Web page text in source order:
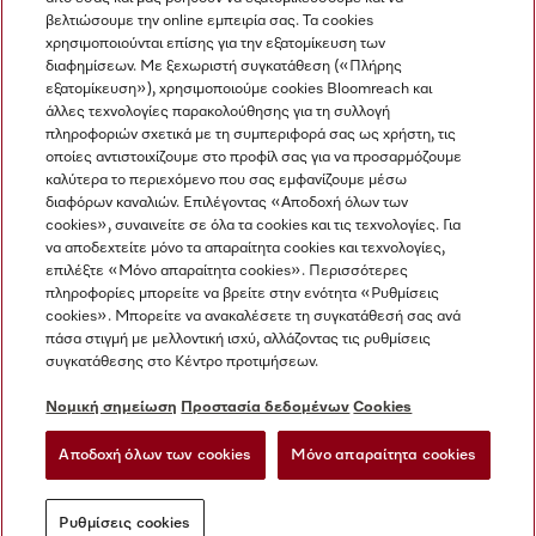
Η εταιρεία μας
Όροι και Προϋποθέσεις
Προστασία δεδομένων
Όροι Χρήσης
Δήλωση Προσβασιμότητας
Νόμος για τις ψηφιακές υπηρεσίες
Ρυθμίσεις cookies
Miele στο Instagram
Miele στο Facebook
Miele στο Youtube
βελτιώσουμε την online εμπειρία σας. Τα cookies
χρησιμοποιούνται επίσης για την εξατομίκευση των
διαφημίσεων. Με ξεχωριστή συγκατάθεση («Πλήρης
εξατομίκευση»), χρησιμοποιούμε cookies Bloomreach και
άλλες τεχνολογίες παρακολούθησης για τη συλλογή
πληροφοριών σχετικά με τη συμπεριφορά σας ως χρήστη, τις
οποίες αντιστοιχίζουμε στο προφίλ σας για να προσαρμόζουμε
καλύτερα το περιεχόμενο που σας εμφανίζουμε μέσω
διαφόρων καναλιών. Επιλέγοντας «Αποδοχή όλων των
cookies», συναινείτε σε όλα τα cookies και τις τεχνολογίες. Για
να αποδεχτείτε μόνο τα απαραίτητα cookies και τεχνολογίες,
επιλέξτε «Μόνο απαραίτητα cookies». Περισσότερες
πληροφορίες μπορείτε να βρείτε στην ενότητα «Ρυθμίσεις
cookies». Μπορείτε να ανακαλέσετε τη συγκατάθεσή σας ανά
πάσα στιγμή με μελλοντική ισχύ, αλλάζοντας τις ρυθμίσεις
συγκατάθεσης στο Κέντρο προτιμήσεων.
Νομική σημείωση Προστασία δεδομένων Cookies
Αποδοχή όλων των cookies Μόνο απαραίτητα cookies
Ρυθμίσεις cookies